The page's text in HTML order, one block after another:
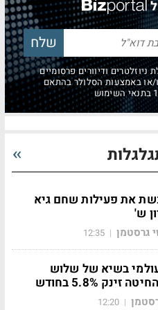
ודיוורים פרסומיים
או באמצעות הסלולר בהתאם
את פעילות שחם גיא
גרסטמן |
12:35
בשיא של שלוש
5.8% בחודש
|
12:20